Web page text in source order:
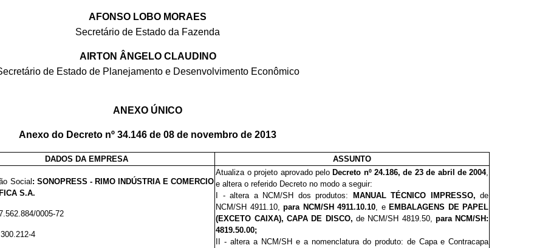
AFONSO LOBO MORAES
Secretário de Estado da Fazenda
AIRTON ÂNGELO CLAUDINO
de Estado de Planejamento e Desenvolvimento Econômico
ANEXO ÚNICO
Anexo do Decreto nº 34.146 de 08 de novembro de 2013
DADOS DA EMPRESA ASSUNTO
Social : SONOPRESS - RIMO INDÚSTRIA E COMERCIO
S.A.
0005-72
4
Atualiza o projeto aprovado peloDecreto nº 24.186, de 23 de abril de 2004,
e altera o referido Decreto no modo a seguir:
I - altera a NCM/SH dos produtos:
MANUAL TÉCNICO IMPRESSO, de
NCM/SH 4911.10, para NCM/SH 4911.10.10, e EMBALAGENS DE PAPEL
(EXCETO CAIXA), CAPA DE DISCO, de NCM/SH 4819.50, para NCM/SH:
4819.50.00;
II - altera a NCM/SH e a nomenclatura do produto: de Capa e Contracapa